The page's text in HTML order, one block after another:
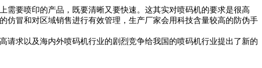
要喷印的产品，既要清晰又要快速。这其实对喷码机的要求是很高
仿冒和对区域销售进行有效管理，生产厂家会用科技含量较高的防伪手
求以及海内外喷码机行业的剧烈竞争给我国的喷码机行业提出了新的